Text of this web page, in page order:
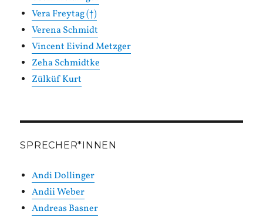
Vera Freytag (†)
Verena Schmidt
Vincent Eivind Metzger
Zeha Schmidtke
Zülküf Kurt
SPRECHER*INNEN
Andi Dollinger
Andii Weber
Andreas Basner